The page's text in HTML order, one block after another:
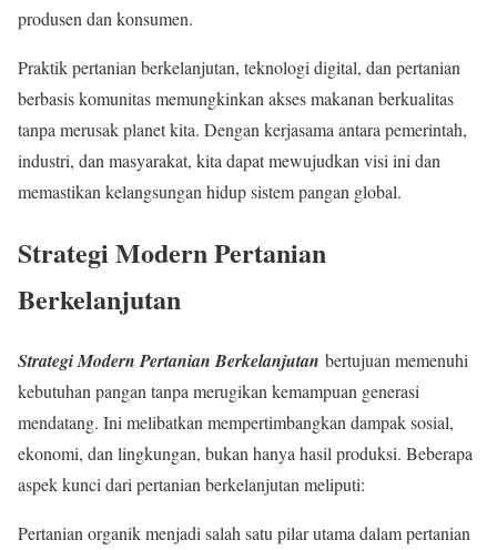
produsen dan konsumen.
Praktik pertanian berkelanjutan, teknologi digital, dan pertanian
berbasis komunitas memungkinkan akses makanan berkualitas
tanpa merusak planet kita. Dengan kerjasama antara pemerintah,
industri, dan masyarakat, kita dapat mewujudkan visi ini dan
memastikan kelangsungan hidup sistem pangan global.
Strategi Modern Pertanian
Berkelanjutan
Strategi Modern Pertanian Berkelanjutan bertujuan memenuhi
kebutuhan pangan tanpa merugikan kemampuan generasi
mendatang. Ini melibatkan mempertimbangkan dampak sosial,
ekonomi, dan lingkungan, bukan hanya hasil produksi. Beberapa
aspek kunci dari pertanian berkelanjutan meliputi:
Pertanian organik menjadi salah satu pilar utama dalam pertanian